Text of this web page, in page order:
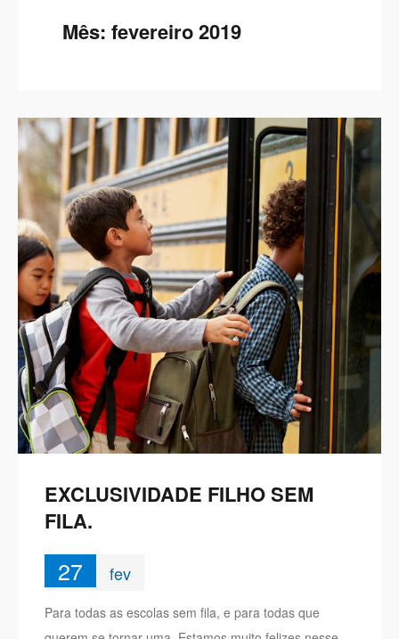
Mês:fevereiro 2019
EXCLUSIVIDADE FILHO SEM
FILA.
27 fev
Para todas as escolas sem fila, e para todas que